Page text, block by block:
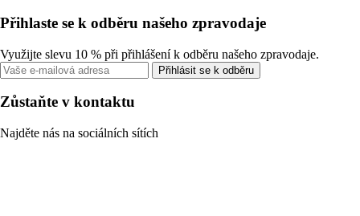
Přihlaste se k odběru našeho zpravodaje
Využijte slevu 10 % při přihlášení k odběru našeho zpravodaje.
Přihlásit se k odběru
Zůstaňte v kontaktu
Najděte nás na sociálních sítích